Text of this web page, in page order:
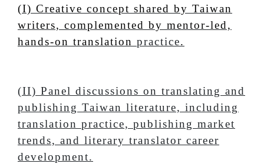
(I) Creative concept shared by Taiwan
writers, complemented by mentor-led,
hands-on translation practice.
(II) Panel discussions on translating and
publishing Taiwan literature, including
translation practice, publishing market
trends, and literary translator career
development.